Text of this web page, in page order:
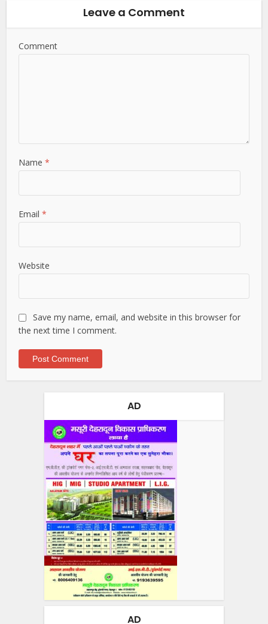
Leave a Comment
Comment
Name*
Email*
Website
Save my name, email, and website in this browser for
the next time I comment.
AD
AD